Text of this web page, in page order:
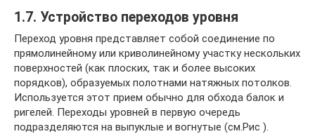
1.7. Устройство переходов уровня
Переход уровня представляет собой соединение по
прямолинейному или криволинейному участку нескольких
поверхностей (как плоских, так и более высоких
порядков), образуемых полотнами натяжных потолков.
Используется этот прием обычно для обхода балок и
ригелей. Переходы уровней в первую очередь
подразделяются на выпуклые и вогнутые (см.Рис ).